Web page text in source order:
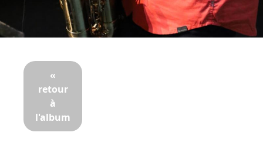
«
retour
à
l'album